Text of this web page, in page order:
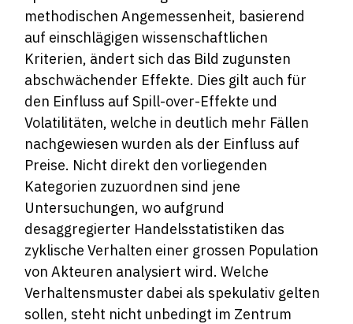
methodischen Angemessenheit, basierend
auf einschlägigen wissenschaftlichen
Kriterien, ändert sich das Bild zugunsten
abschwächender Effekte. Dies gilt auch für
den Einfluss auf Spill-over-Effekte und
Volatilitäten, welche in deutlich mehr Fällen
nachgewiesen wurden als der Einfluss auf
Preise. Nicht direkt den vorliegenden
Kategorien zuzuordnen sind jene
Untersuchungen, wo aufgrund
desaggregierter Handelsstatistiken das
zyklische Verhalten einer grossen Population
von Akteuren analysiert wird. Welche
Verhaltensmuster dabei als spekulativ gelten
sollen, steht nicht unbedingt im Zentrum